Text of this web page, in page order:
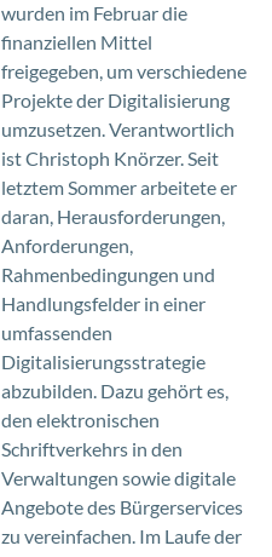
wurden im Februar die
finanziellen Mittel
freigegeben, um verschiedene
Projekte der Digitalisierung
umzusetzen. Verantwortlich
ist Christoph Knörzer. Seit
letztem Sommer arbeitete er
daran, Herausforderungen,
Anforderungen,
Rahmenbedingungen und
Handlungsfelder in einer
umfassenden
Digitalisierungsstrategie
abzubilden. Dazu gehört es,
den elektronischen
Schriftverkehrs in den
Verwaltungen sowie digitale
Angebote des Bürgerservices
zu vereinfachen. Im Laufe der